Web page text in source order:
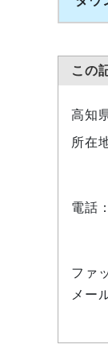
この
高知
所在
電話：
ファ
メー